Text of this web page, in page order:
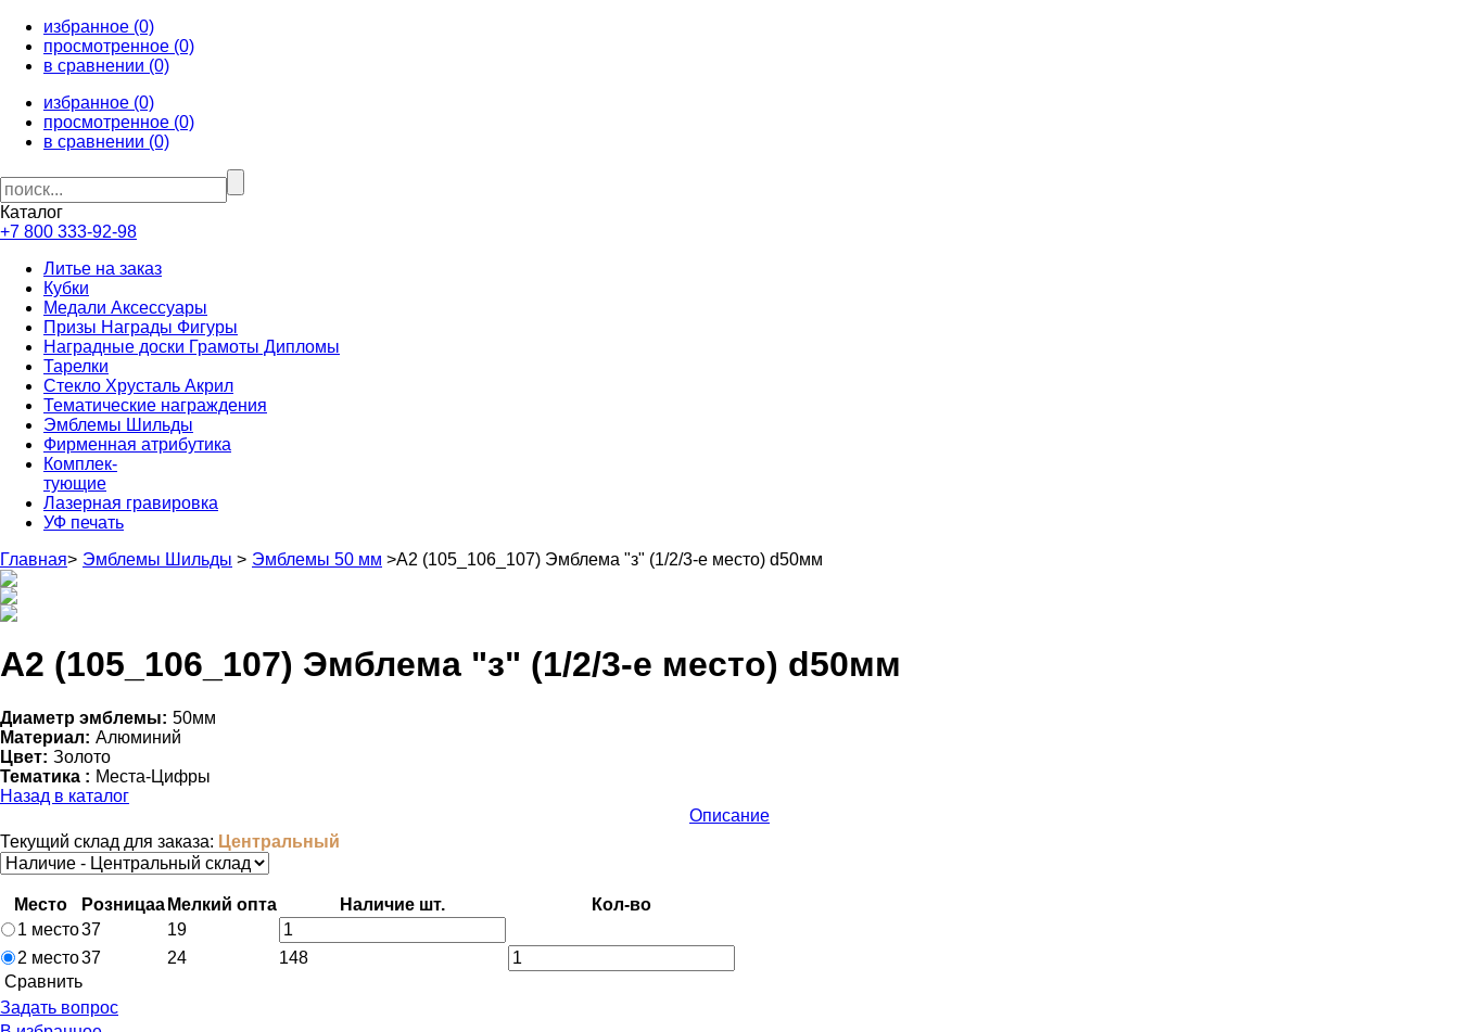
избранное (0)
просмотренное (0)
в сравнении (0)
избранное (0)
просмотренное (0)
в сравнении (0)
Каталог
+7 800 333-92-98
Литье на заказ
Кубки
Медали Аксессуары
Призы Награды Фигуры
Наградные доски Грамоты Дипломы
Тарелки
Стекло Хрусталь Акрил
Тематические награждения
Эмблемы Шильды
Фирменная атрибутика
Комплек-
тующие
Лазерная гравировка
УФ печать
Главная> Эмблемы Шильды > Эмблемы 50 мм >А2 (105_106_107) Эмблема "з" (1/2/3-е место) d50мм
А2 (105_106_107) Эмблема "з" (1/2/3-е место) d50мм
Диаметр эмблемы: 50мм
Материал: Алюминий
Цвет: Золото
Тематика : Места-Цифры
Назад в каталог
Описание
Текущий склад для заказа: Центральный
Место Розницаa Мелкий оптa Наличие шт.
Кол-во
1 место37
19
2 место37 24
148
Cравнить
Задать вопрос